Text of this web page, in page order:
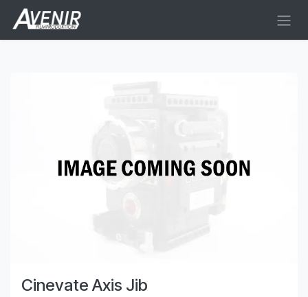
Zum Inhalt springen
Cinevate Axis Jib